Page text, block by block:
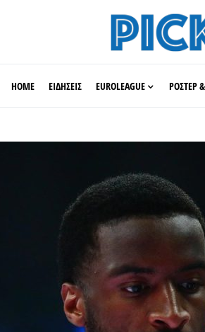
HOME ΕΙΔΗΣΕΙΣ EUROLEAGUE ΡΟΣΤΕΡ